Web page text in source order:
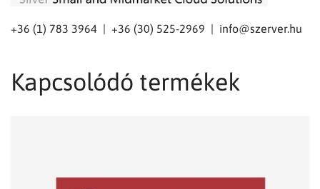
+36 (1) 783 3964 | +36 (30) 525-2969 | info@szerver.hu
Kapcsolódó termékek